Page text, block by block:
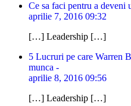
Ce sa faci pentru a deveni
aprilie 7, 2016 09:32
[…] Leadership […]
5 Lucruri pe care Warren
munca -
aprilie 8, 2016 09:56
[…] Leadership […]